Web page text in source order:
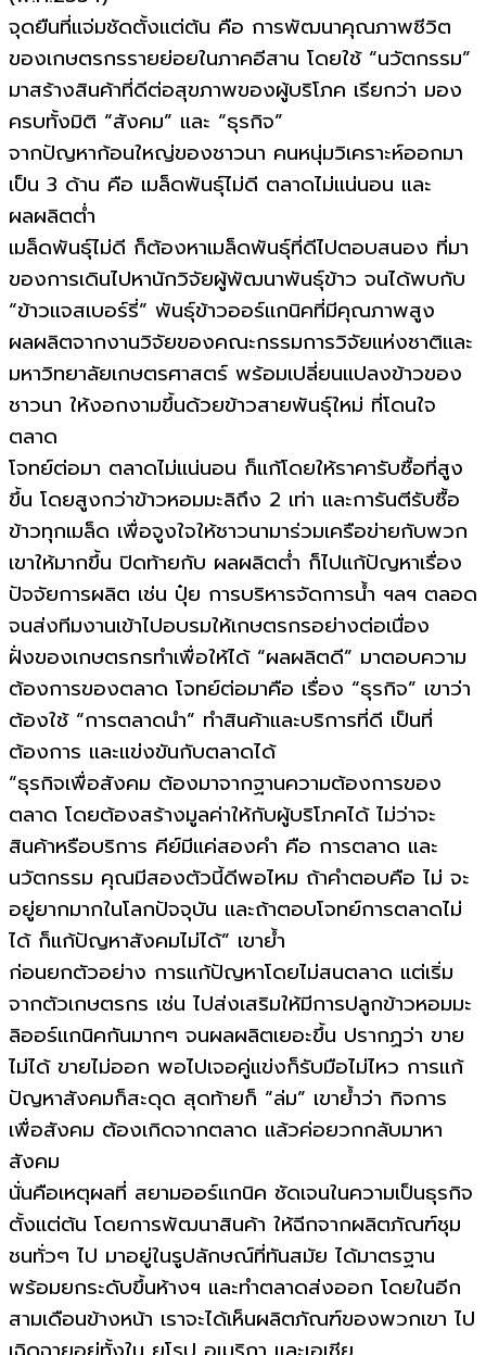
จุดยืนที่แจ่มชัดตั้งแต่ต้น คือ การพัฒนาคุณภาพชีวิต
ของเกษตรกรรายย่อยในภาคอีสาน โดยใช้ “นวัตกรรม”
มาสร้างสินค้าที่ดีต่อสุขภาพของผู้บริโภค เรียกว่า มอง
ครบทั้งมิติ “สังคม” และ “ธุรกิจ”
จากปัญหาก้อนใหญ่ของชาวนา คนหนุ่มวิเคราะห์ออกมา
เป็น 3 ด้าน คือ เมล็ดพันธุ์ไม่ดี ตลาดไม่แน่นอน และ
ผลผลิตต่ำ
เมล็ดพันธุ์ไม่ดี ก็ต้องหาเมล็ดพันธุ์ที่ดีไปตอบสนอง ที่มา
ของการเดินไปหานักวิจัยผู้พัฒนาพันธุ์ข้าว จนได้พบกับ
“ข้าวแจสเบอร์รี่” พันธุ์ข้าวออร์แกนิคที่มีคุณภาพสูง
ผลผลิตจากงานวิจัยของคณะกรรมการวิจัยแห่งชาติและ
มหาวิทยาลัยเกษตรศาสตร์ พร้อมเปลี่ยนแปลงข้าวของ
ชาวนา ให้งอกงามขึ้นด้วยข้าวสายพันธุ์ใหม่ ที่โดนใจ
ตลาด
โจทย์ต่อมา ตลาดไม่แน่นอน ก็แก้โดยให้ราคารับซื้อที่สูง
ขึ้น โดยสูงกว่าข้าวหอมมะลิถึง 2 เท่า และการันตีรับซื้อ
ข้าวทุกเมล็ด เพื่อจูงใจให้ชาวนามาร่วมเครือข่ายกับพวก
เขาให้มากขึ้น ปิดท้ายกับ ผลผลิตต่ำ ก็ไปแก้ปัญหาเรื่อง
ปัจจัยการผลิต เช่น ปุ๋ย การบริหารจัดการน้ำ ฯลฯ ตลอด
จนส่งทีมงานเข้าไปอบรมให้เกษตรกรอย่างต่อเนื่อง
ฝั่งของเกษตรกรทำเพื่อให้ได้ “ผลผลิตดี” มาตอบความ
ต้องการของตลาด โจทย์ต่อมาคือ เรื่อง “ธุรกิจ” เขาว่า
ต้องใช้ “การตลาดนำ” ทำสินค้าและบริการที่ดี เป็นที่
ต้องการ และแข่งขันกับตลาดได้
“ธุรกิจเพื่อสังคม ต้องมาจากฐานความต้องการของ
ตลาด โดยต้องสร้างมูลค่าให้กับผู้บริโภคได้ ไม่ว่าจะ
สินค้าหรือบริการ คีย์มีแค่สองคำ คือ การตลาด และ
นวัตกรรม คุณมีสองตัวนี้ดีพอไหม ถ้าคำตอบคือ ไม่ จะ
อยู่ยากมากในโลกปัจจุบัน และถ้าตอบโจทย์การตลาดไม่
ได้ ก็แก้ปัญหาสังคมไม่ได้” เขาย้ำ
ก่อนยกตัวอย่าง การแก้ปัญหาโดยไม่สนตลาด แต่เริ่ม
จากตัวเกษตรกร เช่น ไปส่งเสริมให้มีการปลูกข้าวหอมมะ
ลิออร์แกนิคกันมากๆ จนผลผลิตเยอะขึ้น ปรากฏว่า ขาย
ไม่ได้ ขายไม่ออก พอไปเจอคู่แข่งก็รับมือไม่ไหว การแก้
ปัญหาสังคมก็สะดุด สุดท้ายก็ “ล่ม” เขาย้ำว่า กิจการ
เพื่อสังคม ต้องเกิดจากตลาด แล้วค่อยวกกลับมาหา
สังคม
นั่นคือเหตุผลที่ สยามออร์แกนิค ชัดเจนในความเป็นธุรกิจ
ตั้งแต่ต้น โดยการพัฒนาสินค้า ให้ฉีกจากผลิตภัณฑ์ชุม
ชนทั่วๆ ไป มาอยู่ในรูปลักษณ์ที่ทันสมัย ได้มาตรฐาน
พร้อมยกระดับขึ้นห้างฯ และทำตลาดส่งออก โดยในอีก
สามเดือนข้างหน้า เราจะได้เห็นผลิตภัณฑ์ของพวกเขา ไป